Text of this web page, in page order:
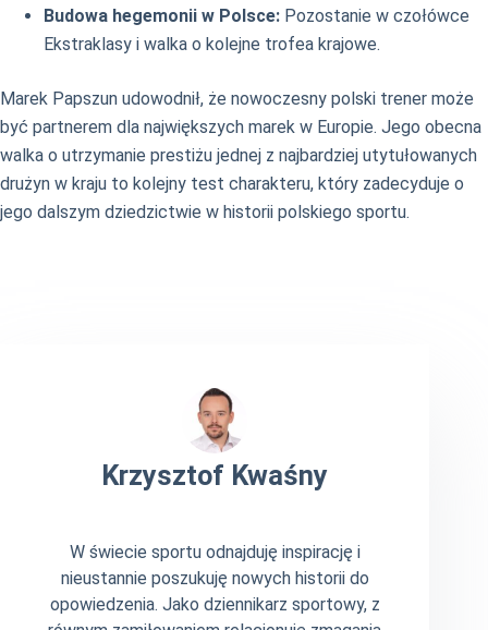
Budowa hegemonii w Polsce: Pozostanie w czołówce
Ekstraklasy i walka o kolejne trofea krajowe.
Marek Papszun udowodnił, że nowoczesny polski trener może
być partnerem dla największych marek w Europie. Jego obecna
walka o utrzymanie prestiżu jednej z najbardziej utytułowanych
drużyn w kraju to kolejny test charakteru, który zadecyduje o
jego dalszym dziedzictwie w historii polskiego sportu.
Krzysztof Kwaśny
W świecie sportu odnajduję inspirację i
nieustannie poszukuję nowych historii do
opowiedzenia. Jako dziennikarz sportowy, z